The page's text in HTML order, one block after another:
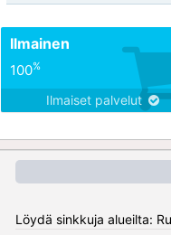
Ilmainen
100%
Ilmaiset palvelut
Löydä sinkkuja alueilta: